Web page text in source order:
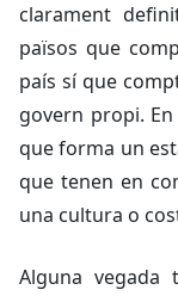
clarament
països que
país sí que
govern propi.
que forma un
que tenen en
una cultura o
Alguna vegada